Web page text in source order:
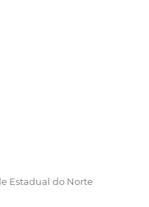
Estadual do Norte